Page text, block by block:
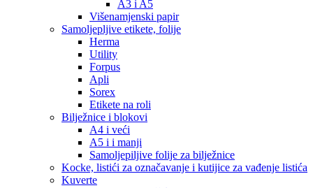
A3 i A5
Višenamjenski papir
Samoljepljive etikete, folije
Herma
Utility
Forpus
Apli
Sorex
Etikete na roli
Bilježnice i blokovi
A4 i veći
A5 i i manji
Samoljepiljive folije za bilježnice
Kocke, listići za označavanje i kutijice za vađenje listića
Kuverte